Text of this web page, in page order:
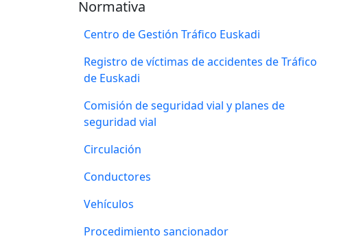
Normativa
Centro de Gestión Tráfico Euskadi
Registro de víctimas de accidentes de Tráfico
de Euskadi
Comisión de seguridad vial y planes de
seguridad vial
Circulación
Conductores
Vehículos
Procedimiento sancionador